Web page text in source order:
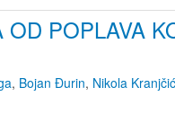
POPLAVA
, Bojan Đurin, Nikola Kranjčić